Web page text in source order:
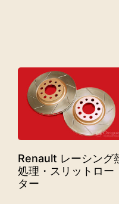
Renault レーシング
処理・スリットロー
ター